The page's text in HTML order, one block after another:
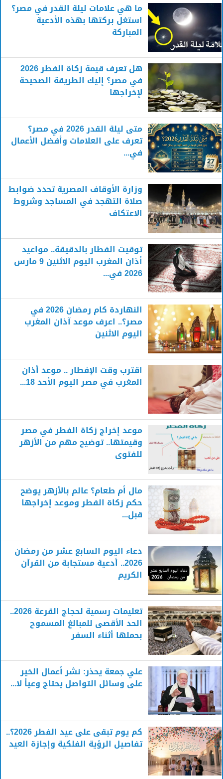
ما هي علامات ليلة القدر في مصر؟
استغل بركتها بهذه الأدعية
المباركة
هل تعرف قيمة زكاة الفطر 2026
في مصر؟ إليك الطريقة الصحيحة
لإخراجها
متى ليلة القدر 2026 في مصر؟
تعرف على العلامات وأفضل الأعمال
في...
وزارة الأوقاف المصرية تحدد ضوابط
صلاة التهجد في المساجد وشروط
الاعتكاف
توقيت الفطار بالدقيقة.. مواعيد
أذان المغرب اليوم الاثنين 9 مارس
2026 في...
النهاردة كام رمضان 2026 في
مصر؟.. اعرف موعد آذان المغرب
اليوم الاثنين
اقترب وقت الإفطار .. موعد أذان
المغرب في مصر اليوم الأحد 18...
موعد إخراج زكاة الفطر في مصر
وقيمتها.. توضيح مهم من الأزهر
للفتوى
مال أم طعام؟ عالم بالأزهر يوضح
حكم زكاة الفطر وموعد إخراجها
قبل...
دعاء اليوم السابع عشر من رمضان
2026.. أدعية مستجابة من القرآن
الكريم
تعليمات رسمية لحجاج القرعة 2026..
الحد الأقصى للمبالغ المسموح
بحملها أثناء السفر
علي جمعة يحذر: نشر أعمال الخير
على وسائل التواصل يحتاج وعياً لا...
كم يوم تبقى على عيد الفطر 2026؟..
تفاصيل الرؤية الفلكية وإجازة العيد